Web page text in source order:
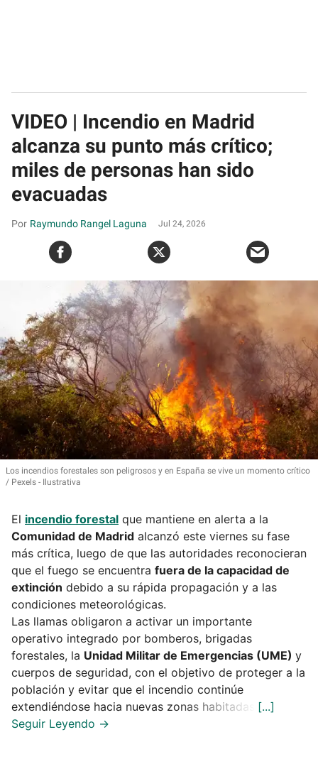
VIDEO | Incendio en Madrid
alcanza su punto más crítico;
miles de personas han sido
evacuadas
Raymundo Rangel Laguna Jul 24, 2026
Los incendios forestales son peligrosos y en España se vive un momento crítico
Pexels - Ilustrativa
El incendio forestal que mantiene en alerta a la
Comunidad de Madrid alcanzó este viernes su fase
más crítica, luego de que las autoridades reconocieran
que el fuego se encuentra fuera de la capacidad de
extinción debido a su rápida propagación y a las
condiciones meteorológicas.
Las llamas obligaron a activar un importante
operativo integrado por bomberos, brigadas
forestales, la Unidad Militar de Emergencias (UME) y
cuerpos de seguridad, con el objetivo de proteger a la
población y evitar que el incendio continúe
extendiéndose hacia nuevas zonas habitadas.